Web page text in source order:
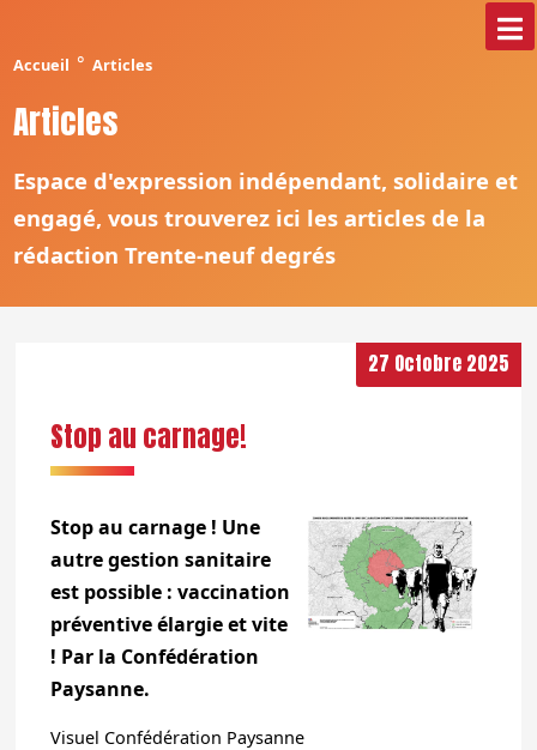
Accueil ° Articles
Articles
Espace d'expression indépendant, solidaire et
engagé, vous trouverez ici les articles de la
rédaction Trente-neuf degrés
27 Octobre 2025
Stop au carnage!
Stop au carnage ! Une
autre gestion sanitaire
est possible : vaccination
préventive élargie et vite
! Par la Confédération
Paysanne.
Visuel Confédération Paysanne